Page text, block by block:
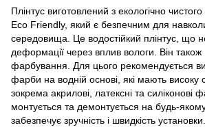
Плінтус виготовлений з екологічно
Eco Friendly, який є безпечним для
середовища. Це водостійкий плінтус, що
деформації через вплив вологи. Він
фарбування. Для цього рекомендується
фарби на водній основі, які мають високу
зокрема акрилові, латексні та силіконові
монтується та демонтується на будь-
забезпечує зручність і швидкість установки.